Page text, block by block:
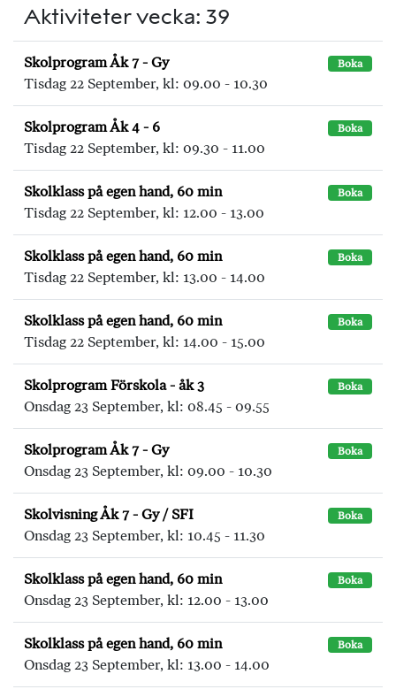
Aktiviteter vecka: 39
Skolprogram Åk 7 - Gy Boka
Tisdag 22 September, kl: 09.00 - 10.30
Skolprogram Åk 4 - 6 Boka
Tisdag 22 September, kl: 09.30 - 11.00
Skolklass på egen hand, 60 min Boka
Tisdag 22 September, kl: 12.00 - 13.00
Skolklass på egen hand, 60 min Boka
Tisdag 22 September, kl: 13.00 - 14.00
Skolklass på egen hand, 60 min Boka
Tisdag 22 September, kl: 14.00 - 15.00
Skolprogram Förskola - åk 3 Boka
Onsdag 23 September, kl: 08.45 - 09.55
Skolprogram Åk 7 - Gy Boka
Onsdag 23 September, kl: 09.00 - 10.30
Skolvisning Åk 7 - Gy / SFI Boka
Onsdag 23 September, kl: 10.45 - 11.30
Skolklass på egen hand, 60 min Boka
Onsdag 23 September, kl: 12.00 - 13.00
Skolklass på egen hand, 60 min Boka
Onsdag 23 September, kl: 13.00 - 14.00